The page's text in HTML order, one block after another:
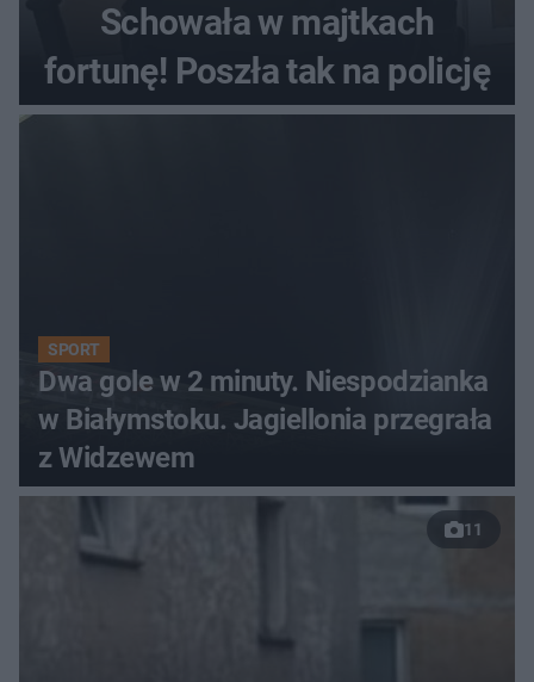
Schowała w majtkach
fortunę! Poszła tak na policję
SPORT
Dwa gole w 2 minuty. Niespodzianka
w Białymstoku. Jagiellonia przegrała
z Widzewem
11